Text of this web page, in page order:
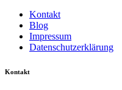
Kontakt
Blog
Impressum
Datenschutzerklärung
Kontakt